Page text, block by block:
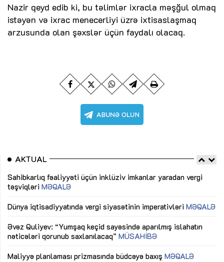
Nazir qeyd edib ki, bu təlimlər ixracla məşğul olmaq
istəyən və ixrac menecerliyi üzrə ixtisaslaşmaq
arzusunda olan şəxslər üçün faydalı olacaq.
AKTUAL
Sahibkarlıq fəaliyyəti üçün inklüziv imkanlar yaradan vergi
təşviqləri MƏQALƏ
Dünya iqtisadiyyatında vergi siyasətinin imperativləri MƏQALƏ
Əvəz Quliyev: “Yumşaq keçid sayəsində aparılmış islahatın
nəticələri qorunub saxlanılacaq” MÜSAHİBƏ
Maliyyə planlaması prizmasında büdcəyə baxış MƏQALƏ